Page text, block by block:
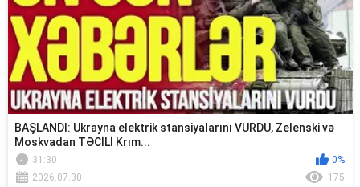
BAŞLANDI: Ukrayna elektrik stansiyalarını VURDU, Zelenski və
Moskvadan TƏCİLİ Krım...
31:30
0%
2026.07.30
175